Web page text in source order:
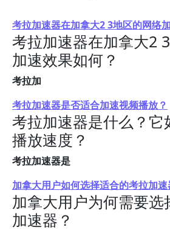
考拉加速器在加拿大2 3地区的网络
考拉加速器在加拿大2
加速效果如何？
考拉加
考拉加速器是否适合加速视频播放？
考拉加速器是什么？它
播放速度？
考拉加速器是
加拿大用户如何选择适合的考拉加速
加拿大用户为何需要选
加速器？